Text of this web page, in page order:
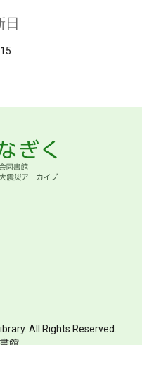
日
All Rights Reserved.